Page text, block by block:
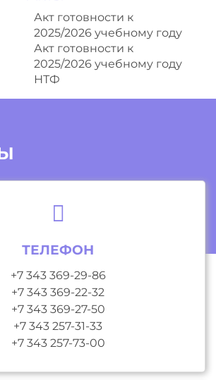
Акт готовности к
2025/2026 учебному году
Акт готовности к
2025/2026 учебному году
НТФ
ТЕЛЕФОН
+7 343 369-29-86
+7 343 369-22-32
+7 343 369-27-50
+7 343 257-31-33
+7 343 257-73-00